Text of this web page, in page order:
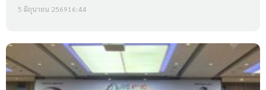
5 มิถุนายน 256916:44